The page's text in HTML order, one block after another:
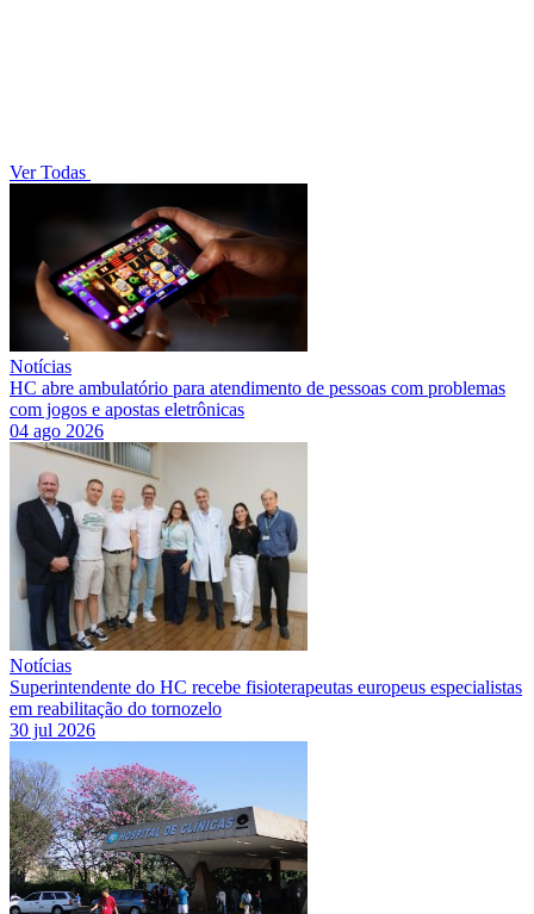
Ver Todas
Notícias
HC abre ambulatório para atendimento de pessoas com problemas
com jogos e apostas eletrônicas
04 ago 2026
Notícias
Superintendente do HC recebe fisioterapeutas europeus especialistas
em reabilitação do tornozelo
30 jul 2026